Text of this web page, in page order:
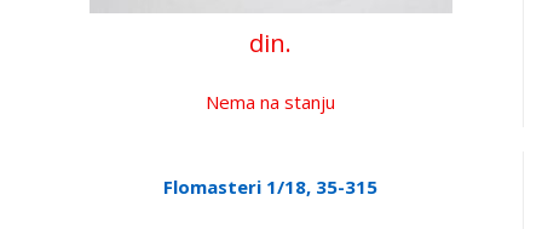
din.
Nema na stanju
Flomasteri 1/18, 35-315